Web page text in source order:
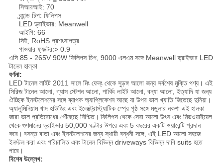
সিআরআই: 70
ব্র্যান্ড চিপ: ফিলিপস
LED ড্রাইভার: Meanwell
আইপি: 66
সিই, RoHS প্রশংসাপত্র
পাওয়ার ফ্যাক্টর:> 0.9
এসি 85 - 265V 90W ফিলিপস চিপ, 9000 এলএম সঙ্গে Meanwell ড্রাইভার LED
টানেল হাল্কা
বর্ণনা:
LED টানেল লাইট 2011 সালে মিং ফেন্ং থেকে সুড়ঙ্গ আলো জন্য সর্বশেষ মুক্তি পণ্য। এই
সিরিজ টানেল আলো, গ্যাস স্টেশন আলো, পার্কিং লাইট আলো, বন্যা আলো, ইত্যাদি যা জন্য
ঐচ্ছিক ইনস্টলেশনের সঙ্গে ব্যাপক অ্যাপ্লিকেশন আছে যা উপর ভাল খ্যাতি জিতেছে দুনিয়া।
অ্যালুমিনিয়াম খাদ হাউজিং এবং ইলেক্ট্রোস্ট্যাটিক স্প্রে পৃষ্ঠ সঙ্গে মডুলার নকশা এই হালকা
জারা ভাল প্রতিরোধের পৌঁছেছে নিশ্চিত। ফিলিপস থেকে সেরা আলো উৎস এবং মিডওয়াইয়েল
থেকে গুণমানের ড্রাইভার 50,000 ঘণ্টার উপরে এবং 5 বছরের একটি ওয়ারেন্টি প্রদান
করে। বসন্ত বাতা এবং ইনস্টলেশনের জন্য স্থায়ী বন্ধনী সঙ্গে, এই LED আলো সহজে
ইনস্টল করা এবং পরিচালিত এবং টানেল বিভিন্ন driveways বিভিন্ন দাবি suits হতে
পারে।
বিশেষ উল্লেখ: